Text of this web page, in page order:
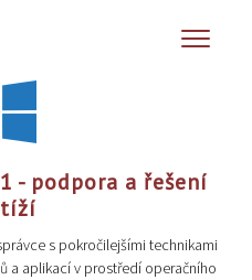
- podpora a řešení
s pokročilejšími technikami
a aplikací v prostředí operačního